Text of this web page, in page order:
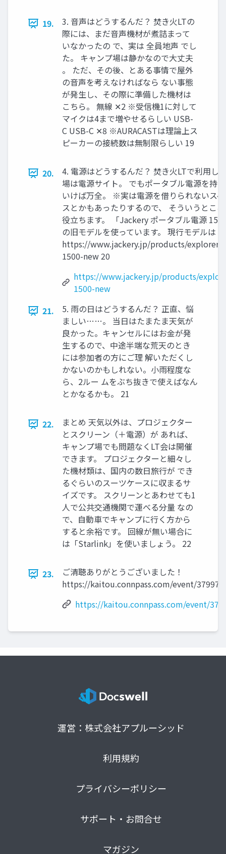
19.
3. 音声はどうするんだ？ 焚き火LTの
際には、まだ音声機材が煮詰まって
いなかったの で、実は 全員地声 でし
た。 キャンプ場は静かなので大丈夫
。 ただ、その後、とある事情で屋外
の音声を考えなければなら ない事態
が発生し、その際に準備した機材は
こちら。 無線 ✕2 ※受信機1に対して
マイクは4まで増やせるらしい USB-
C USB-C ✕8 ※AURACASTは理論上ス
ピーカーの接続数は無制限らしい 19
20.
4. 電源はどうするんだ？ 焚き火LTで利用し
場は電源サイト。 でもポータブル電源を持
いけば万全。 ※実は電源を借りられないス
スとかもあったりするので、 そういうとこ
役立ちます。 「Jackery ポータブル電源
の旧モデルを使っています。 現行モデルは↓
https://www.jackery.jp/products/explorer-
1500-new 20
https://www.jackery.jp/products/
1500-new
21.
5. 雨の日はどうするんだ？ 正直、悩
ましい……。 当日はたまたま天気が
良かった。キャンセルにはお金が発
生するので、中途半端な荒天のとき
には参加者の方にご理 解いただくし
かないのかもしれない。小雨程度な
ら、2ルー ムをぶち抜きで使えばなん
とかなるかも。 21
22.
まとめ 天気以外は、プロジェクター
とスクリーン（＋電源）が あれば、
キャンプ場でも問題なくLT会は開催
できます。 プロジェクターと細々し
た機材類は、国内の数日旅行が でき
るぐらいのスーツケースに収まるサ
イズです。 スクリーンとあわせても1
人で公共交通機関で運べる分量 なの
で、自動車でキャンプに行く方から
すると余裕です。 回線が無い場合に
は「Starlink」を使いましょう。 22
23.
ご清聴ありがとうございました！
https://kaitou.connpass.com/event/
https://kaitou.connpass.com/event/
運営：株式会社アプルーシッド
利用規約
プライバシーポリシー
サポート・お問合せ
マガジン